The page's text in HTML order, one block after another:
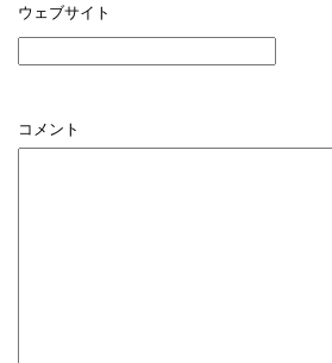
ウェブサイト
コメント